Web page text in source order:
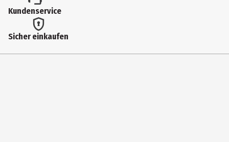
72 Stück
Hersteller
Kundenservice
Sicher einkaufen